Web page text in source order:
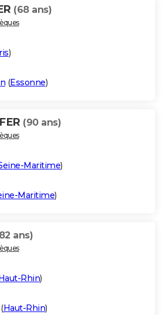
(68 ans)
)
(Essonne)
(90 ans)
Maritime)
Maritime)
ans)
Rhin)
(Haut-Rhin)